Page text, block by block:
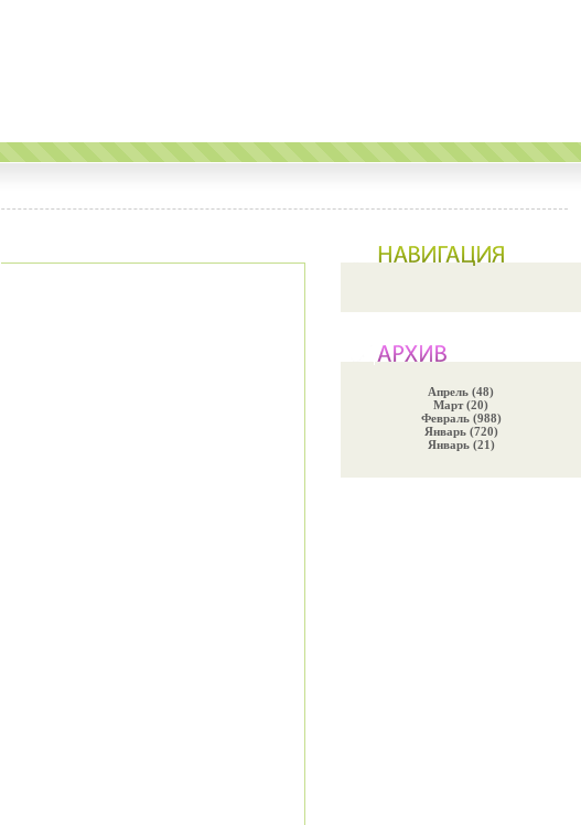
Апрель (48)
Март (20)
Февраль (988)
Январь (720)
Январь (21)